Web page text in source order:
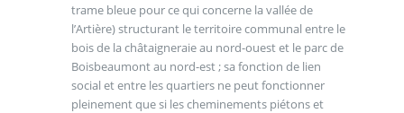
trame bleue pour ce qui concerne la vallée de
l’Artière) structurant le territoire communal entre le
bois de la châtaigneraie au nord-ouest et le parc de
Boisbeaumont au nord-est ; sa fonction de lien
social et entre les quartiers ne peut fonctionner
pleinement que si les cheminements piétons et